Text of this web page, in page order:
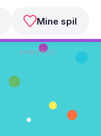
Mine spil
ANNONCE